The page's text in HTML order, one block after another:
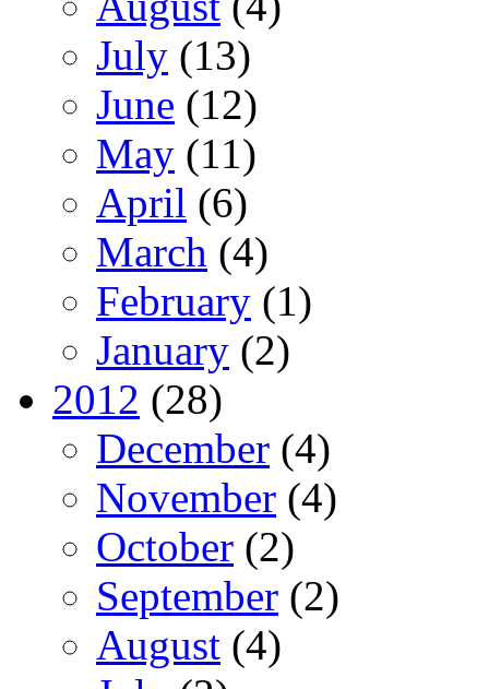
July (13)
June (12)
May (11)
April (6)
March (4)
February (1)
January (2)
2012 (28)
December (4)
November (4)
October (2)
September (2)
August (4)